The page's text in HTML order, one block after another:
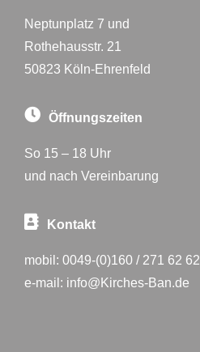
Neptunplatz 7 und
Rothehausstr. 21
50823 Köln-Ehrenfeld
Öffnungszeiten
So 15 – 18 Uhr
und nach Vereinbarung
Kontakt
mobil: 0049-(0)160 / 271 62 62
e-mail: info@Kirches-Ban.de